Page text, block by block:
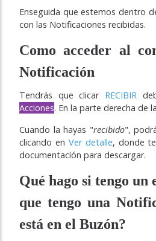
Enseguida que estemos dentro
con las Notificaciones recibidas.
Como acceder al
Notificación
Tendrás que clicar RECIBIR
Acciones. En la parte derecha de
Cuando la hayas "recibido",
clicando en Ver detalle, donde
documentación para descargar.
Qué hago si tengo un
que tengo una
está en el Buzón?